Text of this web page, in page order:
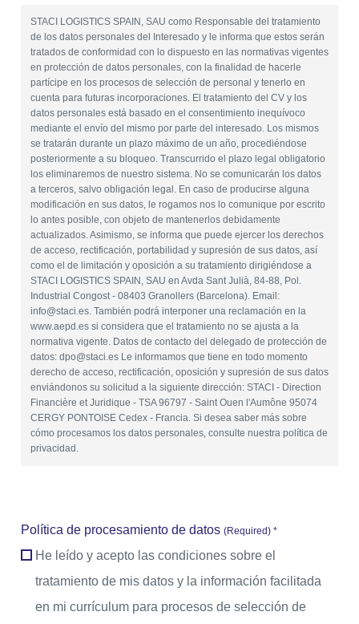
STACI LOGISTICS SPAIN, SAU como Responsable del tratamiento
de los datos personales del Interesado y le informa que estos serán
tratados de conformidad con lo dispuesto en las normativas vigentes
en protección de datos personales, con la finalidad de hacerle
partícipe en los procesos de selección de personal y tenerlo en
cuenta para futuras incorporaciones. El tratamiento del CV y los
datos personales está basado en el consentimiento inequívoco
mediante el envío del mismo por parte del interesado. Los mismos
se tratarán durante un plazo máximo de un año, procediéndose
posteriormente a su bloqueo. Transcurrido el plazo legal obligatorio
los eliminaremos de nuestro sistema. No se comunicarán los datos
a terceros, salvo obligación legal. En caso de producirse alguna
modificación en sus datos, le rogamos nos lo comunique por escrito
lo antes posible, con objeto de mantenerlos debidamente
actualizados. Asimismo, se informa que puede ejercer los derechos
de acceso, rectificación, portabilidad y supresión de sus datos, así
como el de limitación y oposición a su tratamiento dirigiéndose a
STACI LOGISTICS SPAIN, SAU en Avda Sant Julià, 84-88, Pol.
Industrial Congost - 08403 Granollers (Barcelona). Email:
info@staci.es. También podrá interponer una reclamación en la
www.aepd.es si considera que el tratamiento no se ajusta a la
normativa vigente. Datos de contacto del delegado de protección de
datos: dpo@staci.es Le informamos que tiene en todo momento
derecho de acceso, rectificación, oposición y supresión de sus datos
enviándonos su solicitud a la siguiente dirección: STACI - Direction
Financière et Juridique - TSA 96797 - Saint Ouen l'Aumône 95074
CERGY PONTOISE Cedex - Francia. Si desea saber más sobre
cómo procesamos los datos personales, consulte nuestra política de
privacidad.
Política de procesamiento de datos (Required) *
He leído y acepto las condiciones sobre el
tratamiento de mis datos y la información facilitada
en mi currículum para procesos de selección de